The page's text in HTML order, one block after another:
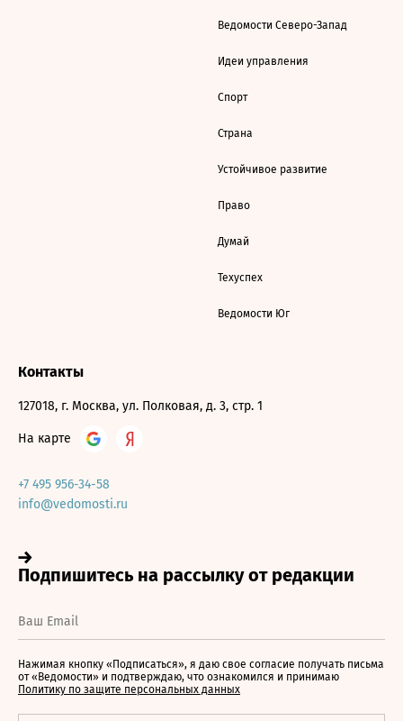
Ведомости Северо-Запад
Идеи управления
Спорт
Страна
Устойчивое развитие
Право
Думай
Техуспех
Ведомости Юг
Контакты
127018, г. Москва, ул. Полковая, д. 3, стр. 1
На карте
+7 495 956-34-58
info@vedomosti.ru
Нажимая кнопку «Подписаться», я даю свое согласие получать письма
от «Ведомости» и подтверждаю, что ознакомился и принимаю
Политику по защите персональных данных